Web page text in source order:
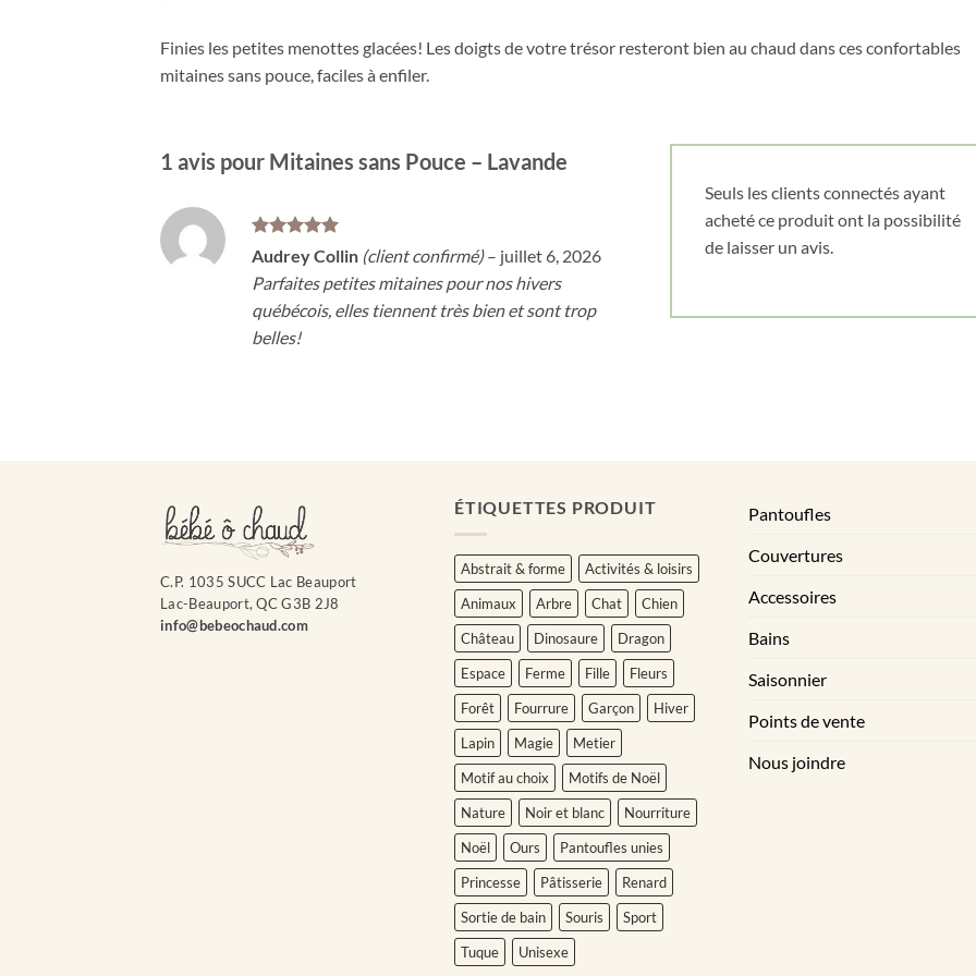
Finies les petites menottes glacées! Les doigts de votre trésor resteront bien au chaud dans ces confortables
mitaines sans pouce, faciles à enfiler.
1 avis pour Mitaines sans Pouce – Lavande
Note5sur
5
Audrey Collin (client confirmé) – juillet 6, 2026
Parfaites petites mitaines pour nos hivers
québécois, elles tiennent très bien et sont trop
belles!
Seuls les clients connectés ayant
acheté ce produit ont la possibilité
de laisser un avis.
C.P. 1035 SUCC Lac Beauport
Lac-Beauport, QC G3B 2J8
info@bebeochaud.com
ÉTIQUETTES PRODUIT
Abstrait & forme
Activités & loisirs
Animaux
Arbre Chat
Chien
Château
Dinosaure
Dragon
Espace
Ferme Fille
Fleurs
Forêt
Fourrure Garçon
Hiver
Lapin
Magie
Metier
Motif au choix
Motifs de Noël
Nature
Noir et blanc
Nourriture
Noël
Ours
Pantoufles unies
Princesse
Pâtisserie
Renard
Sortie de bain
Souris
Sport
Tuque
Unisexe
Pantoufles
Couvertures
Accessoires
Bains
Saisonnier
Points de vente
Nous joindre